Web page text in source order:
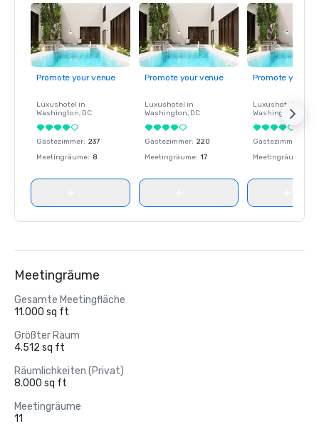
Promote your venue
Luxushotel in
Washington, DC
Gästezimmer: 237
Meetingräume: 8
Promote your venue
Luxushotel in
Washington, DC
Gästezimmer: 220
Meetingräume: 17
Promote your
Luxushotel in
Washington
Gästezimmer
Meetingräume
Meetingräume
Gesamte Meetingfläche
11.000 sq ft
Größter Raum
4.512 sq ft
Räumlichkeiten (Privat)
8.000 sq ft
Meetingräume
11